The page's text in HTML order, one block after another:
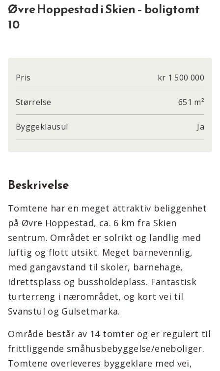
Øvre Hoppestad i Skien – boligtomt
10
Pris kr 1 500 000
Størrelse 651 m²
Byggeklausul Ja
Beskrivelse
Tomtene har en meget attraktiv beliggenhet
på Øvre Hoppestad, ca. 6 km fra Skien
sentrum. Området er solrikt og landlig med
luftig og flott utsikt. Meget barnevennlig,
med gangavstand til skoler, barnehage,
idrettsplass og bussholdeplass. Fantastisk
turterreng i nærområdet, og kort vei til
Svanstul og Gulsetmarka.
Område består av 14 tomter og er regulert til
frittliggende småhusbebyggelse/eneboliger.
Tomtene overleveres byggeklare med vei,